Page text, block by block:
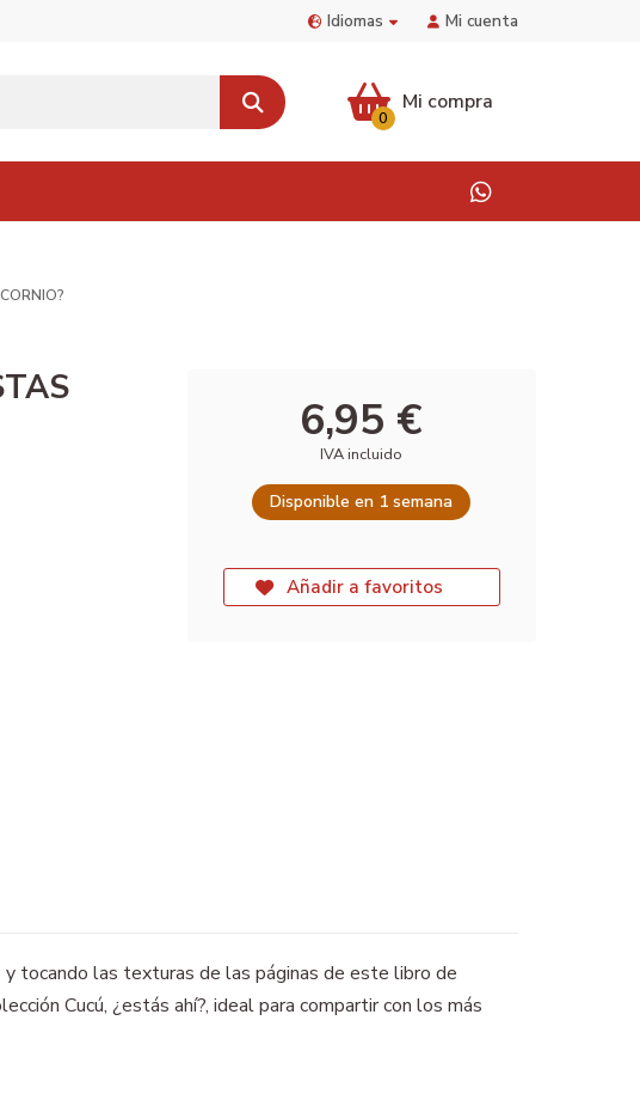
Idiomas Mi cuenta
Mi compra
0
6,95 €
IVA incluido
Disponible en 1 semana
Añadir a favoritos
y tocando las texturas de las páginas de este libro de
Cucú, ¿estás ahí?, ideal para compartir con los más